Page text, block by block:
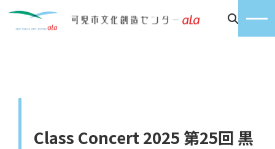
Class Concert 2025 第25回 黒